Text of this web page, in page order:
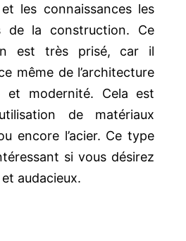
les connaissances les
de la construction. Ce
est très prisé, car il
même de l’architecture
et modernité. Cela est
de matériaux
encore l’acier. Ce type
si vous désirez
audacieux.